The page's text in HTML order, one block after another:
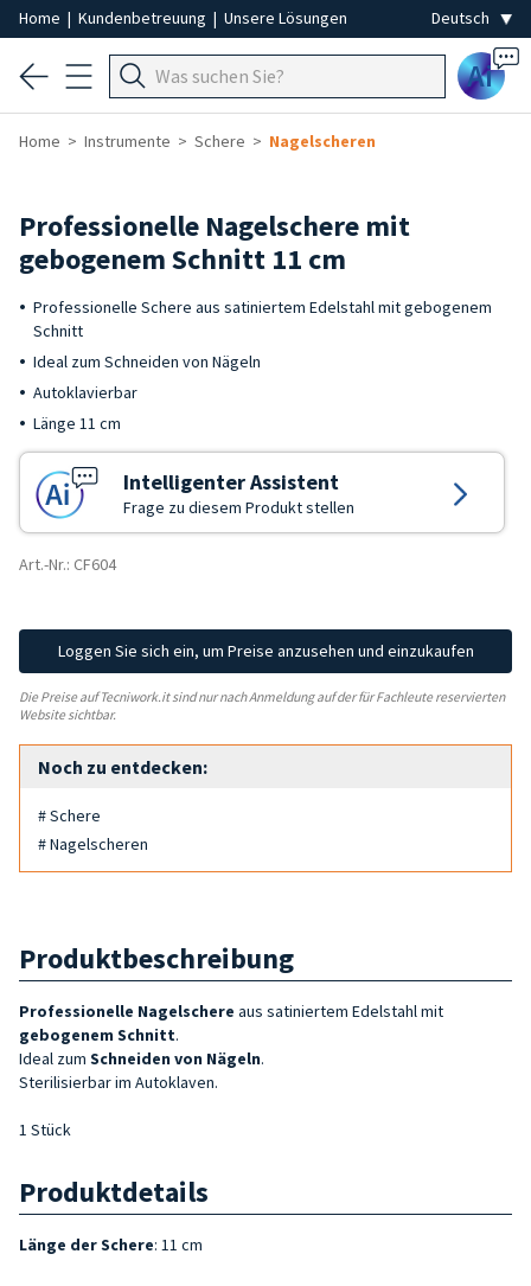
Home | Kundenbetreuung | Unsere Lösungen
Ai
Home Instrumente Schere Nagelscheren
Professionelle Nagelschere mit
gebogenem Schnitt 11 cm
Professionelle Schere aus satiniertem Edelstahl mit gebogenem
Schnitt
Ideal zum Schneiden von Nägeln
Autoklavierbar
Länge 11 cm
Intelligenter Assistent
Frage zu diesem Produkt stellen
Art.-Nr.: CF604
Loggen Sie sich ein, um Preise anzusehen und einzukaufen
Die Preise auf Tecniwork.it sind nur nach Anmeldung auf der für Fachleute reservierten
Website sichtbar.
Noch zu entdecken:
# Schere
# Nagelscheren
Produktbeschreibung
Professionelle Nagelschere aus satiniertem Edelstahl mit
gebogenem Schnitt.
Ideal zum Schneiden von Nägeln.
Sterilisierbar im Autoklaven.
1 Stück
Produktdetails
Länge der Schere: 11 cm